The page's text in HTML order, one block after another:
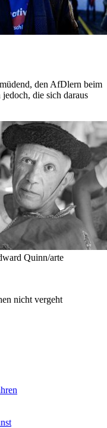
den AfDlern beim
die sich daraus
Quinn/arte
nicht vergeht